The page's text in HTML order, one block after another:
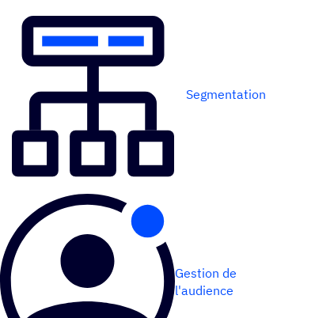
Segmentation
Gestion de
l'audience